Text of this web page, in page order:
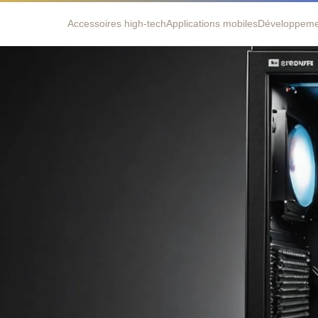
Accessoires high-techApplications mobiles